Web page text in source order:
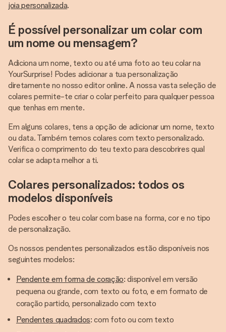
joia personalizada.
É possível personalizar um colar com
um nome ou mensagem?
Adiciona um nome, texto ou até uma foto ao teu colar na
YourSurprise! Podes adicionar a tua personalização
diretamente no nosso editor online. A nossa vasta seleção de
colares permite-te criar o colar perfeito para qualquer pessoa
que tenhas em mente.
Em alguns colares, tens a opção de adicionar um nome, texto
ou data. Também temos colares com texto personalizado.
Verifica o comprimento do teu texto para descobrires qual
colar se adapta melhor a ti.
Colares personalizados: todos os
modelos disponíveis
Podes escolher o teu colar com base na forma, cor e no tipo
de personalização.
Os nossos pendentes personalizados estão disponíveis nos
seguintes modelos:
Pendente em forma de coração: disponível em versão
pequena ou grande, com texto ou foto, e em formato de
coração partido, personalizado com texto
Pendentes quadrados: com foto ou com texto